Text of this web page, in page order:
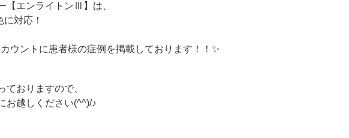
エンライトンⅢ】は、
対応！
ウントに患者様の症例を掲載しております！！✨
おりますので、
お越しください(^^)/♪